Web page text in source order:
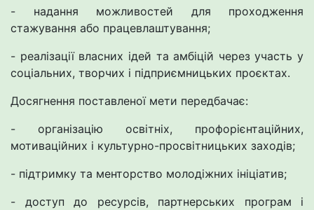
- надання можливостей для проходження
стажування або працевлаштування;
- реалізації власних ідей та амбіцій через участь у
соціальних, творчих і підприємницьких проєктах.
Досягнення поставленої мети передбачає:
- організацію освітніх, профорієнтаційних,
мотиваційних і культурно-просвітницьких заходів;
- підтримку та менторство молодіжних ініціатив;
- доступ до ресурсів, партнерських програм і